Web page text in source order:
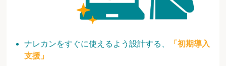
ナレカンをすぐに使えるよう設計する、
「初期導入
支援」